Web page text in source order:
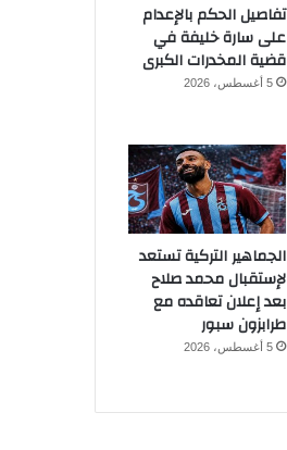
تفاصيل الحكم بالإعدام
على سارة خليفة في
قضية المخدرات الكبرى
5 أغسطس، 2026
الجماهير التركية تستعد
لإستقبال محمد صلاح
بعد إعلان تعاقده مع
طرابزون سبور
5 أغسطس، 2026